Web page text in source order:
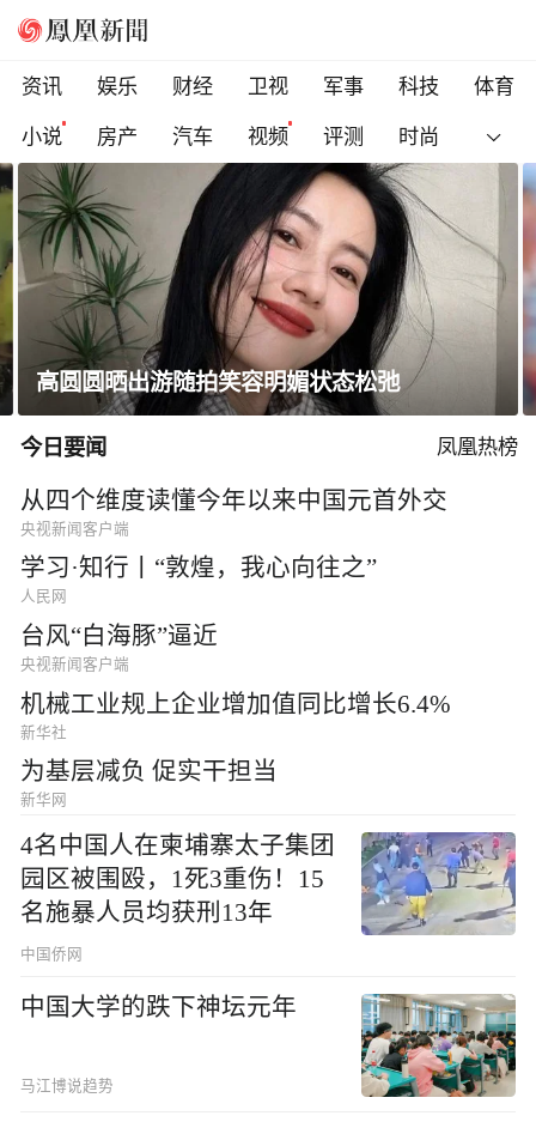
资讯 娱乐 财经 卫视 军事 科技
体育
小说
房产 汽车 视频 评测 时尚
凰家看台｜郑钦文还要在低谷中待多久？
今日要闻 凤凰热榜
从四个维度读懂今年以来中国元首外交
央视新闻客户端
学习·知行丨“敦煌，我心向往之”
人民网
台风“白海豚”逼近
央视新闻客户端
机械工业规上企业增加值同比增长6.4%
新华社
为基层减负 促实干担当
新华网
4名中国人在柬埔寨太子集团
园区被围殴，1死3重伤！15
名施暴人员均获刑13年
中国侨网
中国大学的跌下神坛元年
马江博说趋势